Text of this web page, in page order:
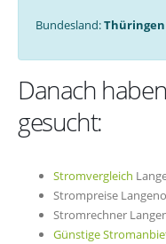
Bundesland:Thüringen
Danach
gesucht:
Stromvergleich
Strompreise
Stromrechner
Günstige